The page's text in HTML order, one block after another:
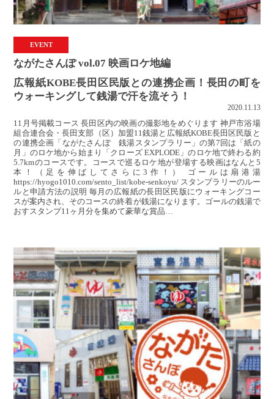
EVENT
ながたさんぽ vol.07 映画ロケ地編
広報紙KOBE長田区民版との連携企画！長田の町を
ウォーキングして銭湯で汗を流そう！
2020.11.13
11月号掲載コース 長田区内の映画の撮影地をめぐります 神戸市浴場
組合連合会・長田支部（区）加盟11銭湯と広報紙KOBE長田区民版と
の連携企画「ながたさんぽ 銭湯スタンプラリー」の第7回は「紙の
月」のロケ地から始まり「クローズ EXPLODE」のロケ地で終わる約
5.7kmのコースです。コースで巡るロケ地が登場する映画はなんと5
本！（足を伸ばしてさらに3作！） ゴールは扇港湯
https://hyogo1010.com/sento_list/kobe-senkoyu/ スタンプラリーのルー
ルと申請方法の説明 毎月の広報紙の長田区民版にウォーキングコー
スが案内され、そのコースの終着が銭湯になります。ゴールの銭湯で
おすスタンプ11ヶ月分を集めて豪華な賞品…